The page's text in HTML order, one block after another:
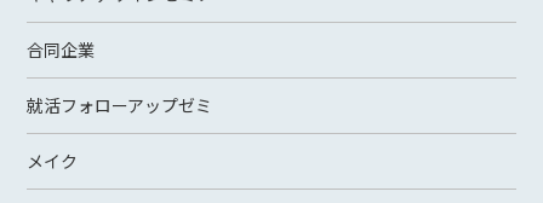
合同企業
就活フォローアップゼミ
メイク